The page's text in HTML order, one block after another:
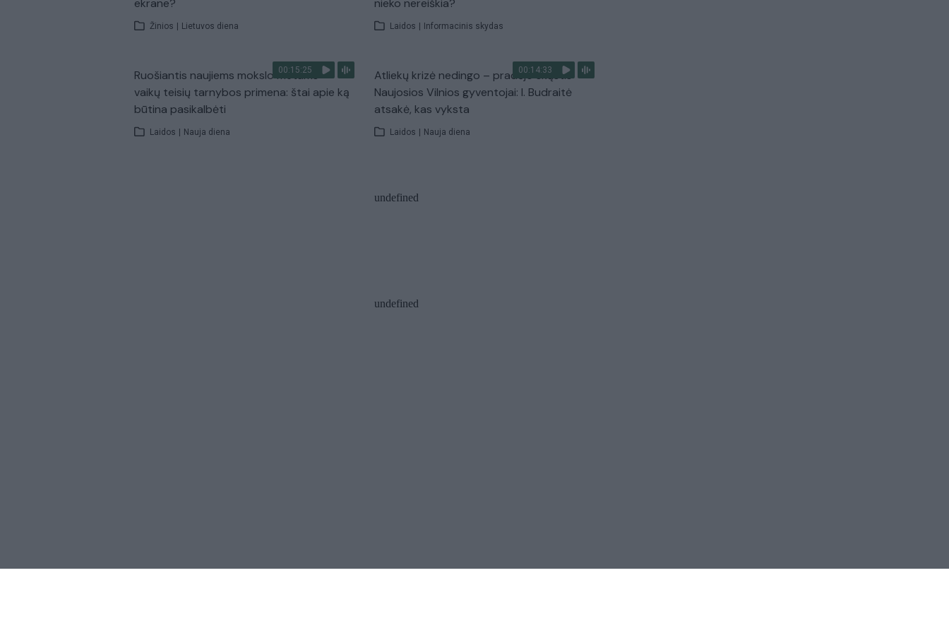
Žinios | Lietuvos diena Laidos | Informacinis skydas
00:15:25
Ruošiantis naujiems mokslo metams –
vaikų teisių tarnybos primena: štai apie ką
būtina pasikalbėti
Laidos | Nauja diena
00:14:33
Atliekų krizė nedingo – pradėjo skųstis
Naujosios Vilnios gyventojai: I. Budraitė
atsakė, kas vyksta
Laidos | Nauja diena